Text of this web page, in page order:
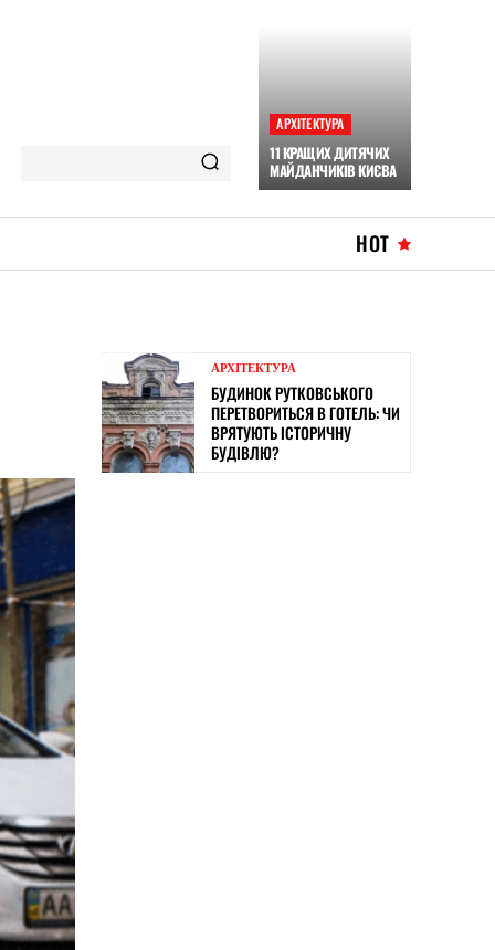
АРХІТЕКТУРА
11 КРАЩИХ ДИТЯЧИХ
МАЙДАНЧИКІВ КИЄВА
HOT
АРХІТЕКТУРА
БУДИНОК РУТКОВСЬКОГО
ПЕРЕТВОРИТЬСЯ В ГОТЕЛЬ: ЧИ
ВРЯТУЮТЬ ІСТОРИЧНУ
БУДІВЛЮ?